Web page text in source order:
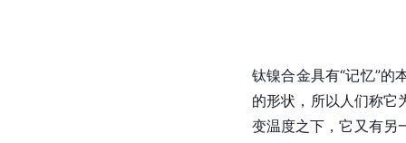
钛镍合金具有“记忆”的
的形状，所以人们称它
变温度之下，它又有另